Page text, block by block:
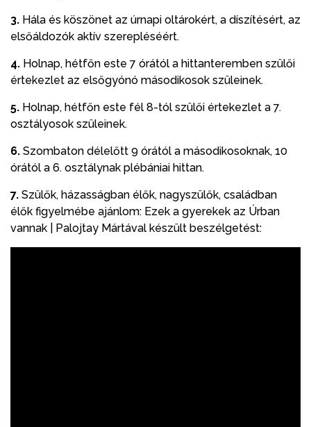
3. Hála és köszönet az úrnapi oltárokért, a díszítésért, az
elsőáldozók aktív szerepléséért.
4. Holnap, hétfőn este 7 órától a hittanteremben szülői
értekezlet az elsőgyónó másodikosok szüleinek.
5. Holnap, hétfőn este fél 8-tól szülői értekezlet a 7.
osztályosok szüleinek.
6. Szombaton délelőtt 9 órától a másodikosoknak, 10
órától a 6. osztálynak plébániai hittan.
7. Szülők, házasságban élők, nagyszülők, családban
élők figyelmébe ajánlom: Ezek a gyerekek az Úrban
vannak | Palojtay Mártával készült beszélgetést: